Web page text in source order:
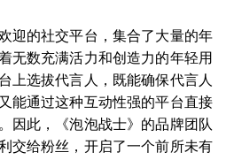
迎的社交平台，集合了大量的年
无数充满活力和创造力的年轻用
上选拔代言人，既能确保代言人
能通过这种互动性强的平台直接
因此，《泡泡战士》的品牌团队
交给粉丝，开启了一个前所未有